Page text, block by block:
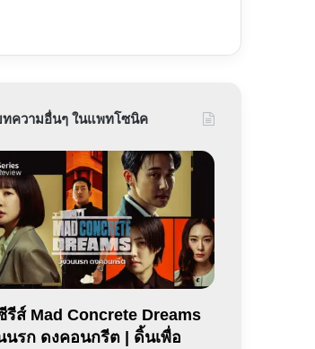
ทความอื่นๆ ในแพทโซนิค
รีส์ Mad Concrete Dreams
นรก ดงคอนกรีต | ดิ้นเพื่อ